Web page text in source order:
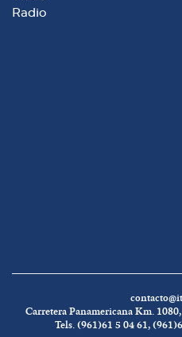
Radio
Carretera Panamericana Km.
Tels. (961)61 5 04 61,